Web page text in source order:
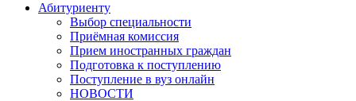
Абитуриенту
Выбор специальности
Приёмная комиссия
Прием иностранных граждан
Подготовка к поступлению
Поступление в вуз онлайн
НОВОСТИ